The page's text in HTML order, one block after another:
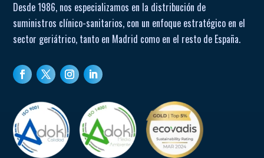
Desde 1986, nos especializamos en la distribución de
suministros clínico-sanitarios, con un enfoque estratégico en el
sector geriátrico, tanto en Madrid como en el resto de España.